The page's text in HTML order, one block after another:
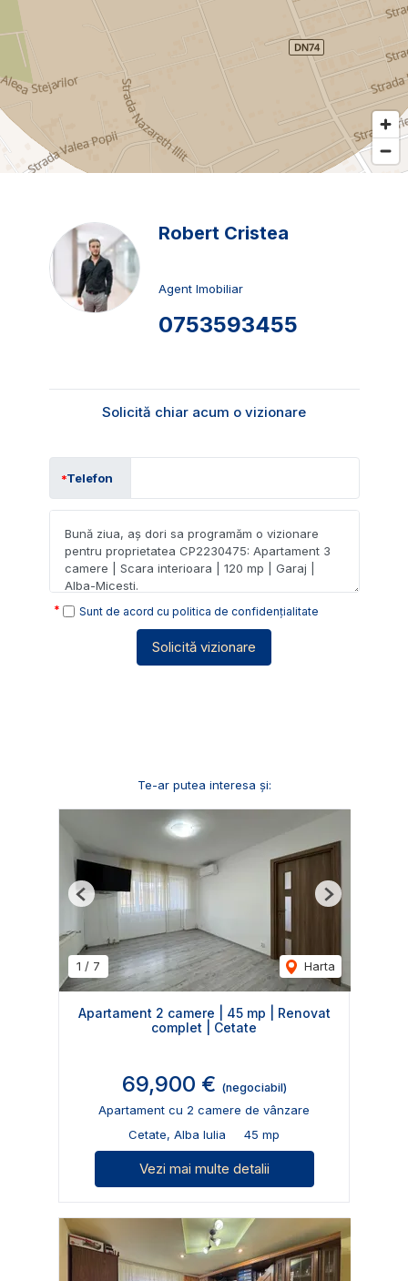
Robert Cristea
Agent Imobiliar
0753593455
Solicită chiar acum o vizionare
Telefon
Sunt de acord cu politica de confidențialitate
Solicită vizionare
Te-ar putea interesa și:
1 / 7 Harta
Previous Next
Apartament 2 camere | 45 mp | Renovat
complet | Cetate
69,900 € (negociabil)
Apartament cu 2 camere de vânzare
Cetate, Alba Iulia
45 mp
Vezi mai multe detalii